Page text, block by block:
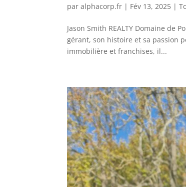
paralphacorp.fr | Fév 13, 2025 |
Jason Smith REALTY Domaine de
gérant, son histoire et sa passion
immobilière et franchises, il...